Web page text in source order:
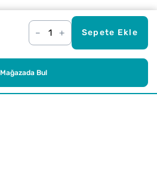
– + Sepete Ekle
Mağazada Bul